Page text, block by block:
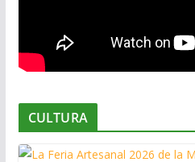
CULTURA